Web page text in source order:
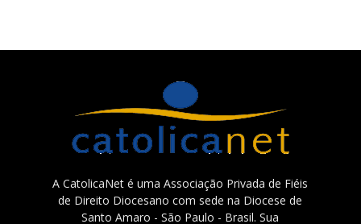
A CatolicaNet é uma Associação Privada de Fiéis
de Direito Diocesano com sede na Diocese de
Santo Amaro - São Paulo - Brasil. Sua